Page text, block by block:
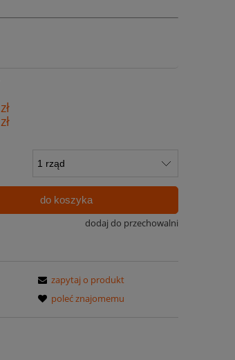
do koszyka
dodaj do przechowalni
zapytaj o produkt
poleć znajomemu